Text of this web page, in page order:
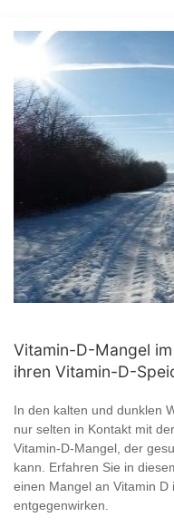
Vitamin-D-Mangel
ihren Vitamin-D-
In den kalten und dunklen
nur selten in Kontakt mit
Vitamin-D-Mangel, der
kann. Erfahren Sie in
einen Mangel an Vitamin
entgegenwirken.